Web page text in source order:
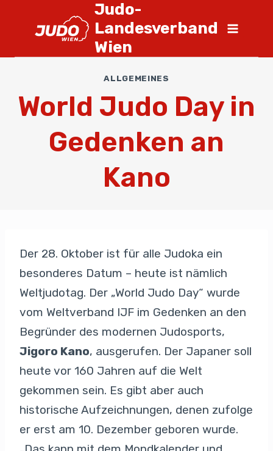
Judo-
Landesverband
Wien
ALLGEMEINES
World Judo Day in
Gedenken an
Kano
Der 28. Oktober ist für alle Judoka ein
besonderes Datum – heute ist nämlich
Weltjudotag. Der „World Judo Day“ wurde
vom Weltverband IJF im Gedenken an den
Begründer des modernen Judosports,
Jigoro Kano, ausgerufen. Der Japaner soll
heute vor 160 Jahren auf die Welt
gekommen sein. Es gibt aber auch
historische Aufzeichnungen, denen zufolge
er erst am 10. Dezember geboren wurde.